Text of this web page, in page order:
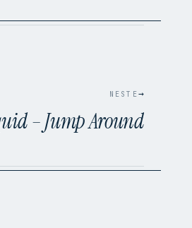
NESTE→
– Jump Around